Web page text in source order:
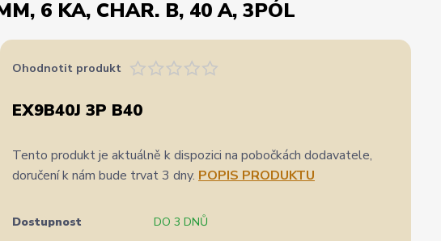
6 KA, CHAR. B, 40 A, 3PÓL
Ohodnotit produkt
EX9B40J 3P B40
Tento produkt je aktuálně k dispozici na pobočkách dodavatele,
doručení k nám bude trvat 3 dny. POPIS PRODUKTU
Dostupnost DO 3 DNŮ